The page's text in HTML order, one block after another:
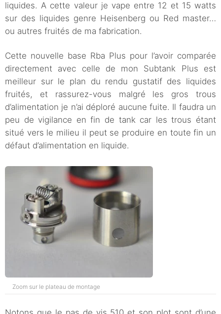
liquides. A cette valeur je vape entre 12 et 15 watts
sur des liquides genre Heisenberg ou Red master…
ou autres fruités de ma fabrication.
Cette nouvelle base Rba Plus pour l’avoir comparée
directement avec celle de mon Subtank Plus est
meilleur sur le plan du rendu gustatif des liquides
fruités, et rassurez-vous malgré les gros trous
d’alimentation je n’ai déploré aucune fuite. Il faudra un
peu de vigilance en fin de tank car les trous étant
situé vers le milieu il peut se produire en toute fin un
défaut d’alimentation en liquide.
Zoom sur le plateau de montage